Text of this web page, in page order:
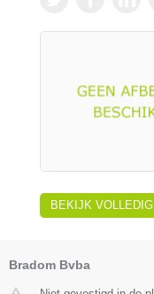
BEKIJK VOLLEDIG
Bradom Bvba